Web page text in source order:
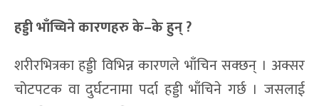
हड्डी भाँच्चिने कारणहरु के–के हुन् ?
शरीरभित्रका हड्डी विभिन्न कारणले भाँचिन सक्छन् । अक्सर
चोटपटक वा दुर्घटनामा पर्दा हड्डी भाँचिने गर्छ । जसलाई